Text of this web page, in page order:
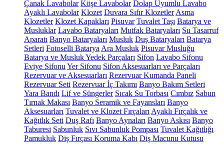
Çanak Lavabolar Köşe Lavabolar Dolap Uyumlu Lavabo
Ayaklı Lavabolar Klozet Duvara Sıfır Klozetler Asma
Klozetler Klozet Kapakları Pisuvar Tuvalet Taşı Batarya ve
Musluklar Lavabo Bataryaları Mutfak Bataryaları Su Tasarruf
Aparatı Banyo Bataryaları Musluk Duş Bataryaları Batarya
Setleri Fotoselli Batarya Ara Musluk Pisuvar Musluğu
Batarya ve Musluk Yedek Parçaları Sifon Lavabo Sifonu
Eviye Sifonu Yer Sifonu Sifon Aksesuarları ve Parçaları
Rezervuar ve Aksesuarları Rezervuar Kumanda Paneli
Rezervuar Seti Rezervuar İç Takımı Banyo Bakım Setleri
Yara Bandı Lif ve Süngerler Sıcak Su Torbası Cımbız Sabun
Tırnak Makası Banyo Seramik ve Fayansları Banyo
Aksesuarları Tuvalet ve Klozet Fırçaları Ayaklı Fırçalık ve
Kağıtlık Seti Duş Rafı Banyo Aynaları Banyo Askısı Banyo
Taburesi Sabunluk Sıvı Sabunluk Pompası Tuvalet Kağıtlığı
Pamukluk Diş Fırçası Koruma Kabı Diş Macunu Kutusu